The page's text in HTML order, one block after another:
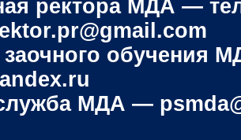
ректора МДА —
заочного обучения
МДА —